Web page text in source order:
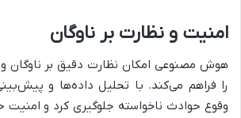
امنیت و نظارت بر ناوگان
هوش مصنوعی امکان نظارت دقیق بر ناوگان و
را فراهم می‌کند. با تحلیل داده‌ها و
وقوع حوادث ناخواسته جلوگیری کرد و امنیت